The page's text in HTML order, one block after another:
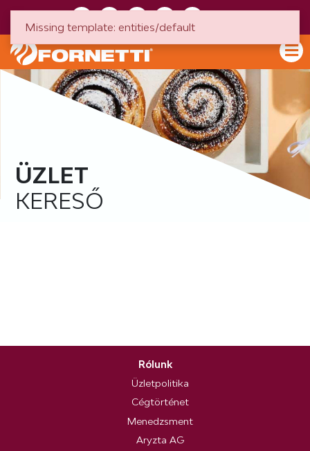
ÜZLET
KERESŐ
Rólunk
Üzletpolitika
Cégtörténet
Menedzsment
Aryzta AG
Missing template: entities/default